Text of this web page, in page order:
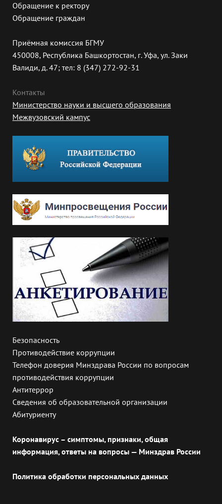
Обращение к ректору
Обращение граждан
Приёмная комиссия БГМУ
450008, Республика Башкортостан, г. Уфа, ул. Заки
Валиди, д. 47; тел: 8 (347) 272-92-31
Контакты
Министерство науки и высшего образования
Межвузовский кампус
Безопасность
Противодействие коррупции
Телефон доверия Минздрава России по вопросам
противодействия коррупции
Антитеррор
Сведения об образовательной организации
Абитуриенту
Коронавирус – симптомы, признаки, общая
информация, ответы на вопросы — Минздрав России
Политика обработки персональных данных